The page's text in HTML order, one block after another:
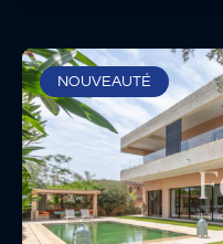
NOUVEAUTÉ